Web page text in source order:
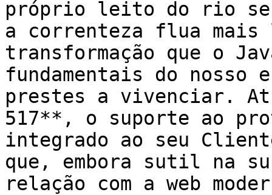
próprio leito do rio se
a correnteza flua
transformação que o
fundamentais do
prestes a vivenciar.
517**, o suporte ao
integrado ao seu
que, embora sutil na
relação com a web